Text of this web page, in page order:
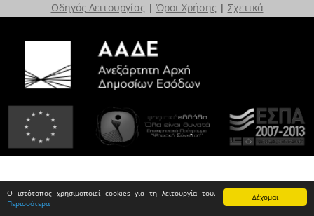
Δέχομαι
Ο ιστότοπος χρησιμοποιεί cookies για τη λειτουργία του.
Περισσότερα
Οδηγός Λειτουργίας | Όροι Χρήσης | Σχετικά